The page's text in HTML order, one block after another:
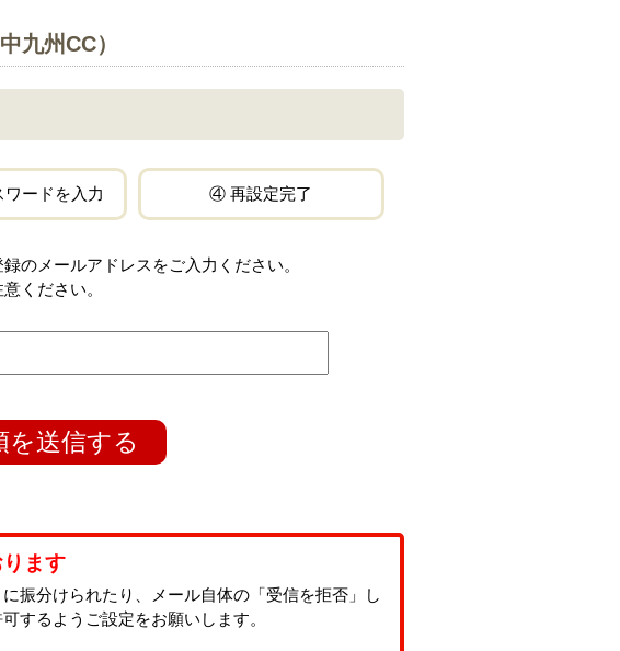
九州CC）
ードを入力 ④ 再設定完了
のメールアドレスをご入力ください。
ください。
を送信する
ます
振分けられたり、メール自体の「受信を拒否」し
するようご設定をお願いします。